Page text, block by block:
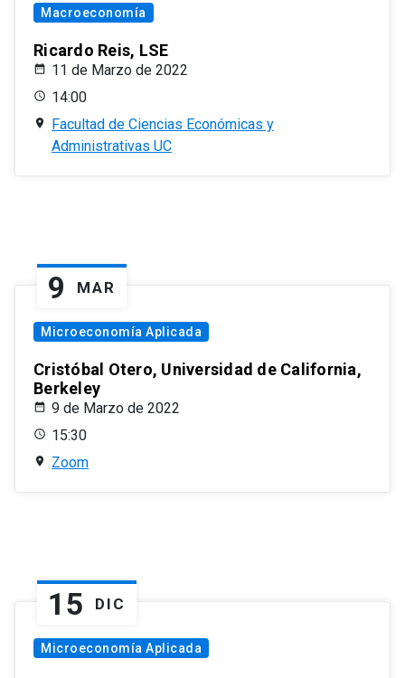
Macroeconomía
Ricardo Reis, LSE
11 de Marzo de 2022
14:00
Facultad de Ciencias Económicas y
Administrativas UC
9 MAR
Microeconomía Aplicada
Cristóbal Otero, Universidad de California,
Berkeley
9 de Marzo de 2022
15:30
Zoom
15 DIC
Microeconomía Aplicada